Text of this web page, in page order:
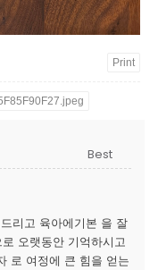
Print
리고 육아에기본 을 잘
오랫동안 기억하시고
로 여정에 큰 힘을 얻는